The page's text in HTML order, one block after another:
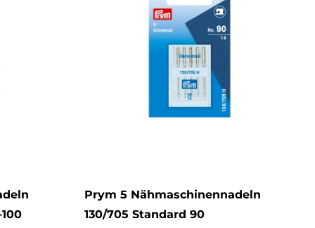
Prym 5 Nähmaschinennadeln
130/705 Standard 90